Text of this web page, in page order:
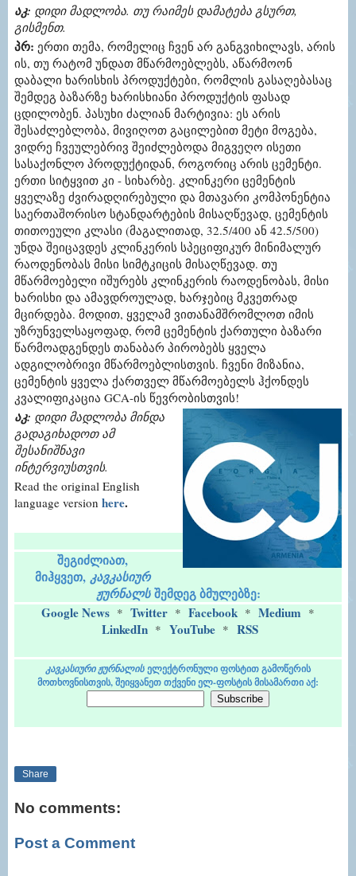
აკ: დიდი მადლობა. თუ რაიმეს დამატება გსურთ,
გისმენთ.
პრ: ერთი თემა, რომელიც ჩვენ არ განგვიხილავს, არის
ის, თუ რატომ უნდათ მწარმოებლებს, აწარმოონ
დაბალი ხარისხის პროდუქტები, რომლის გასაღებასაც
შემდეგ ბაზარზე ხარისხიანი პროდუქტის ფასად
ცდილობენ. პასუხი ძალიან მარტივია: ეს არის
შესაძლებლობა, მივიღოთ გაცილებით მეტი მოგება,
ვიდრე ჩვეულებრივ შეიძლებოდა მიგვეღო ისეთი
სასაქონლო პროდუქტიდან, როგორიც არის ცემენტი.
ერთი სიტყვით კი - სიხარბე. კლინკერი ცემენტის
ყველაზე ძვირადღირებული და მთავარი კომპონენტია
საერთაშორისო სტანდარტების მისაღწევად, ცემენტის
თითოეული კლასი (მაგალითად, 32.5/400 ან 42.5/500)
უნდა შეიცავდეს კლინკერის სპეციფიკურ მინიმალურ
რაოდენობას მისი სიმტკიცის მისაღწევად. თუ
მწარმოებელი იშურებს კლინკერის რაოდენობას, მისი
ხარისხი და ამავდროულად, ხარჯებიც მკვეთრად
მცირდება. მოდით, ყველამ ვითანამშრომლოთ იმის
უზრუნველსაყოფად, რომ ცემენტის ქართული ბაზარი
წარმოადგენდეს თანაბარ პირობებს ყველა
ადგილობრივი მწარმოებლისთვის. ჩვენი მიზანია,
ცემენტის ყველა ქართველ მწარმოებელს ჰქონდეს
კვალიფიკაცია GCA-ის წევრობისთვის!
აკ: დიდი მადლობა მინდა
გადაგიხადოთ ამ
შესანიშნავი
ინტერვიუსთვის.
Read the original English
language version here.
შეგიძლიათ,
მიჰყვეთ, კავკასიურ
ჟურნალსშემდეგ ბმულებზე:
Google News * Twitter * Facebook * Medium *
LinkedIn * YouTube * RSS
კავკასიური ჟურნალისელექტრონული ფოსტით გამოწერის
მოთხოვნისთვის, შეიყვანეთ თქვენი ელ-ფოსტის მისამართი აქ:
Share
No comments:
Post a Comment